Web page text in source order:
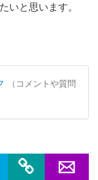
いと思います。
（コメントや質問